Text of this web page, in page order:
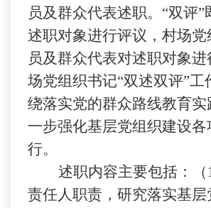
员及群众代表述职。“双评
述职对象进行评议，村场党
员及群众代表对述职对象
场党组织书记“双述双评”工
绕落实党的群众路线教育实
一步强化基层党组织建设各
行。
述职内容主要包括：（
责任人职责，研究落实基层